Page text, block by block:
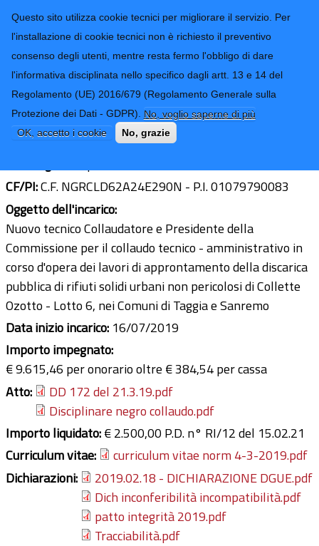
Questo sito utilizza cookie tecnici per migliorare il servizio. Per
l'installazione di cookie tecnici non è richiesto il preventivo
consenso degli utenti, mentre resta fermo l'obbligo di dare
l'informativa disciplinata nello specifico dagli artt. 13 e 14 del
Regolamento (UE) 2016/679 (Regolamento Generale sulla
Protezione dei Dati - GDPR). No, voglio saperne di più
OK, accetto i cookie
No, grazie
Provincia di
Imperia
CONTATTI-URP
TRASPARENZA
Form di ricerca
Ing. Claudio Negro
Ultimo aggiornamento: 22/02/2021 - 15:11
CF/PI:C.F. NGRCLD62A24E290N - P.I. 01079790083
Oggetto dell'incarico:
Nuovo tecnico Collaudatore e Presidente della
Commissione per il collaudo tecnico - amministrativo in
corso d'opera dei lavori di approntamento della discarica
pubblica di rifiuti solidi urbani non pericolosi di Collette
Ozotto - Lotto 6, nei Comuni di Taggia e Sanremo
Data inizio incarico: 16/07/2019
Importo impegnato:
€ 9.615,46 per onorario oltre € 384,54 per cassa
Atto:
DD 172 del 21.3.19.pdf
Disciplinare negro collaudo.pdf
Importo liquidato:€ 2.500,00 P.D. n° RI/12 del 15.02.21
Curriculum vitae:
curriculum vitae norm 4-3-2019.pdf
Dichiarazioni:
2019.02.18 - DICHIARAZIONE DGUE.pdf
Dich inconferibilità incompatibilità.pdf
patto integrità 2019.pdf
Tracciabilità.pdf